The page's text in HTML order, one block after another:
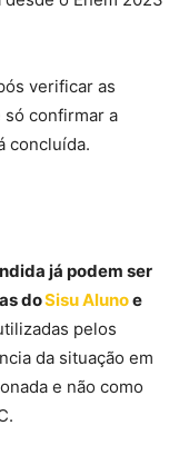
verificar as
só confirmar a
concluída.
já podem ser
doSisu Alunoe
pelos
da situação em
e não como